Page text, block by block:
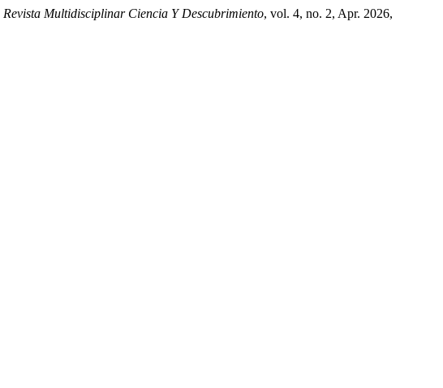
Revista Multidisciplinar Ciencia Y Descubrimiento, vol. 4, no. 2, Apr. 2026,